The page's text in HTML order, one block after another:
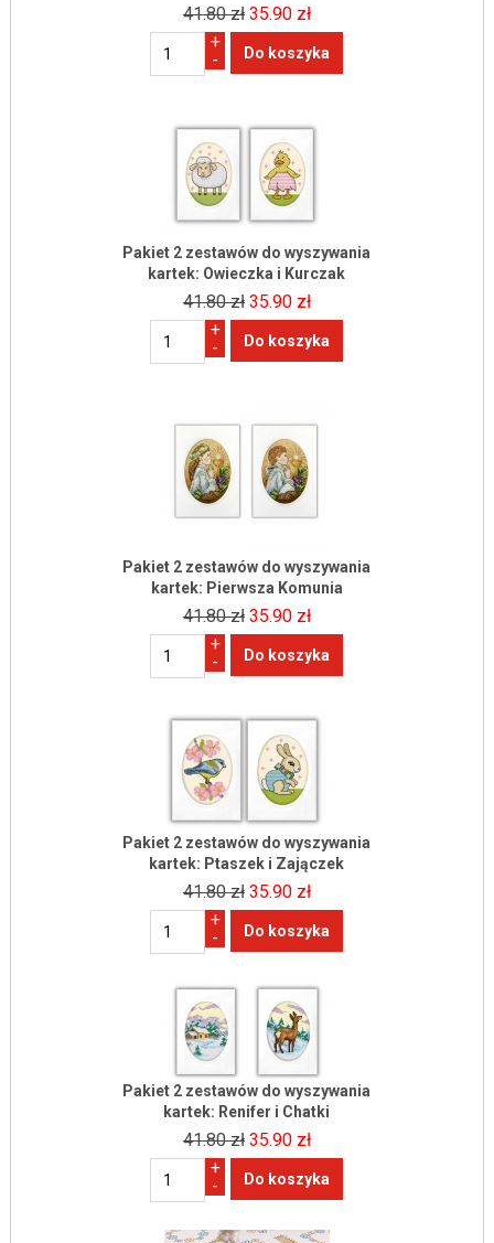
41.80 zł 35.90 zł
+
-
Pakiet 2 zestawów do wyszywania
kartek: Owieczka i Kurczak
41.80 zł 35.90 zł
+
-
Pakiet 2 zestawów do wyszywania
kartek: Pierwsza Komunia
41.80 zł 35.90 zł
+
-
Pakiet 2 zestawów do wyszywania
kartek: Ptaszek i Zajączek
41.80 zł 35.90 zł
+
-
Pakiet 2 zestawów do wyszywania
kartek: Renifer i Chatki
41.80 zł 35.90 zł
+
-